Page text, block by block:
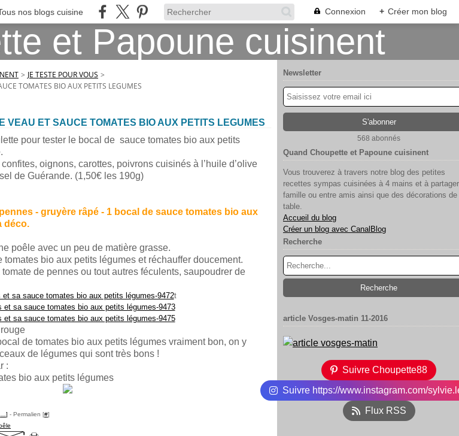
nos blogs cuisine Connexion + Créer mon blog
> JE TESTE POUR VOUS >
TOMATES BIO AUX PETITS LEGUMES
VEAU ET SAUCE TOMATES BIO AUX PETITS LEGUMES
pour tester le bocal de sauce tomates bio aux petits
oignons, carottes, poivrons cuisinés à l’huile d’olive
de Guérande. (1,50€ les 190g)
- gruyère râpé - 1 bocal de sauce tomates bio aux
déco.
poêle avec un peu de matière grasse.
bio aux petits légumes et réchauffer doucement.
de pennes ou tout autres féculents, saupoudrer de
t
de tomates bio aux petits légumes vraiment bon, on y
de légumes qui sont très bons !
:
bio aux petits légumes
] - Permalien [#]
Newsletter
568 abonnés
Quand Choupette et Papoune cuisinent
Vous trouverez à travers notre blog des petites
recettes sympas cuisinées à 4 mains et à
famille ou entre amis ainsi que des décorations de
table.
Accueil du blog
Créer un blog avec CanalBlog
Recherche
article Vosges-matin 11-2016
Suivre Choupette88
Suivre https://www.instagram.com/
Flux RSS